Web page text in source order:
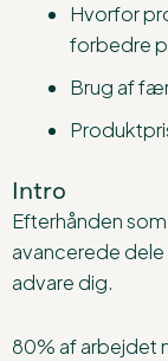
Hvorfor
forbedre
Brug af
Intro
Efterhånden
avancerede
advare dig.
80% af arbejdet